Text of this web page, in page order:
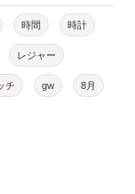
時間 時計
レジャー
チ gw 8月